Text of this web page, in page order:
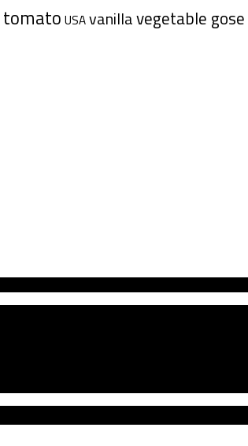
tomato USAvanillavegetable gose